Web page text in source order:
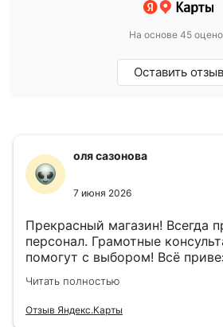
На основе 45
Оставить отзыв
оля сазонова
7 июня 2026
Прекрасный магазин! Всегда
персонал. Грамотные
помогут с выбором! Всё
назначенный день!
Читать полностью
Отзыв Яндекс.Карты